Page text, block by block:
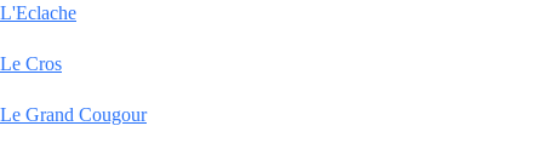
L'Eclache
Le Cros
Le Grand Cougour